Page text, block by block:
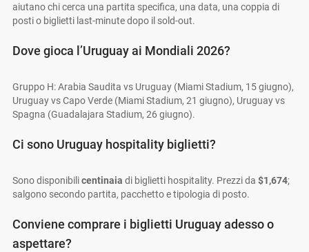
aiutano chi cerca una partita specifica, una data, una coppia di
posti o biglietti last-minute dopo il sold-out.
Dove gioca l’Uruguay ai Mondiali 2026?
Gruppo H: Arabia Saudita vs Uruguay (Miami Stadium, 15 giugno),
Uruguay vs Capo Verde (Miami Stadium, 21 giugno), Uruguay vs
Spagna (Guadalajara Stadium, 26 giugno).
Ci sono Uruguay hospitality biglietti?
Sono disponibilicentinaia di biglietti hospitality. Prezzi da $1,674;
salgono secondo partita, pacchetto e tipologia di posto.
Conviene comprare i biglietti Uruguay adesso o
aspettare?